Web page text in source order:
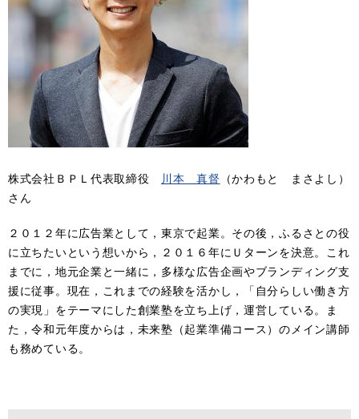
株式会社ＢＰＬ代表取締役 川本 真督 （かわもと まさよし）
さん
２０１２年に広告業として，東京で起業。その後，ふるさとの役
に立ちたいという想いから，２０１６年にＵターンを決意。これ
までに，地元企業と一緒に，多様な広告企画やブランディング支
援に従事。現在，これまでの経験を活かし，「自分らしい働き方
の実現」をテーマにした創業塾を立ち上げ，運営している。ま
た，令和元年度からは，未来塾（起業準備コース）のメイン講師
も務めている。